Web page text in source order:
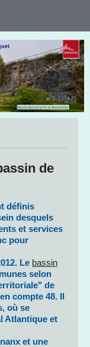
de
définis
desquels
et services
pour
Le bassin
selon
de
en compte 48. Il
où se
Atlantique et
et une